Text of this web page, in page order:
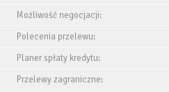
Możliwość negocjacji:
Polecenia przelewu:
Planer spłaty kredytu:
Przelewy zagraniczne: